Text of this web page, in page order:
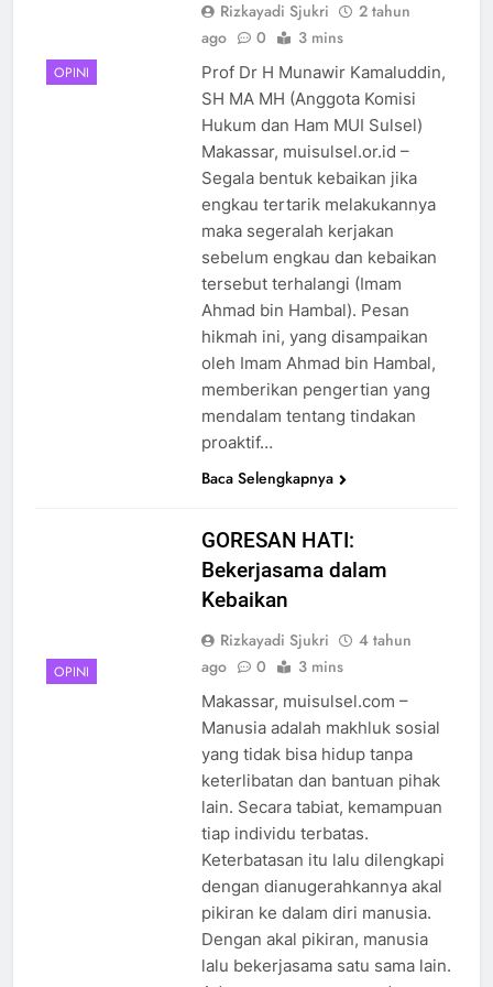
OPINI
Rizkayadi Sjukri
2 tahun
ago
0 3 mins
Prof Dr H Munawir Kamaluddin,
SH MA MH (Anggota Komisi
Hukum dan Ham MUI Sulsel)
Makassar, muisulsel.or.id –
Segala bentuk kebaikan jika
engkau tertarik melakukannya
maka segeralah kerjakan
sebelum engkau dan kebaikan
tersebut terhalangi (Imam
Ahmad bin Hambal). Pesan
hikmah ini, yang disampaikan
oleh Imam Ahmad bin Hambal,
memberikan pengertian yang
mendalam tentang tindakan
proaktif…
Baca Selengkapnya
OPINI
GORESAN HATI:
Bekerjasama dalam
Kebaikan
Rizkayadi Sjukri
4 tahun
ago
0 3 mins
Makassar, muisulsel.com –
Manusia adalah makhluk sosial
yang tidak bisa hidup tanpa
keterlibatan dan bantuan pihak
lain. Secara tabiat, kemampuan
tiap individu terbatas.
Keterbatasan itu lalu dilengkapi
dengan dianugerahkannya akal
pikiran ke dalam diri manusia.
Dengan akal pikiran, manusia
lalu bekerjasama satu sama lain.